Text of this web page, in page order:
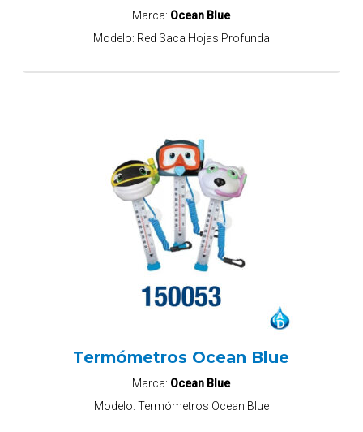
Marca: Ocean Blue
Modelo: Red Saca Hojas Profunda
Termómetros Ocean Blue
Marca: Ocean Blue
Modelo: Termómetros Ocean Blue